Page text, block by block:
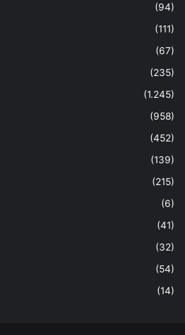
(94)
(111)
(67)
(235)
(1.245)
(958)
(452)
(139)
(215)
(6)
(41)
(32)
(54)
(14)